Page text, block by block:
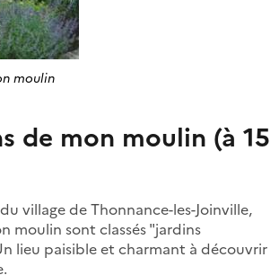
moulin
de mon moulin (à 15
village de Thonnance-les-Joinville,
moulin sont classés "jardins
lieu paisible et charmant à découvrir